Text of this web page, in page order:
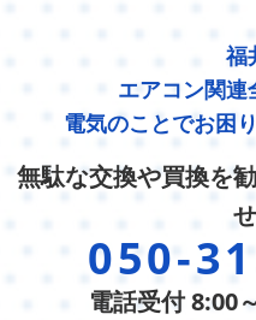
福
エアコン関
電気のことでお困
無駄な交換や買換を
050-
電話受付 8:00